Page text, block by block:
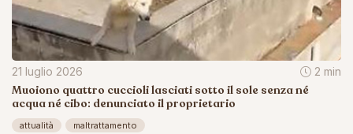
21 luglio 2026 2 min
Muoiono quattro cuccioli lasciati sotto il sole senza né
acqua né cibo: denunciato il proprietario
attualità maltrattamento